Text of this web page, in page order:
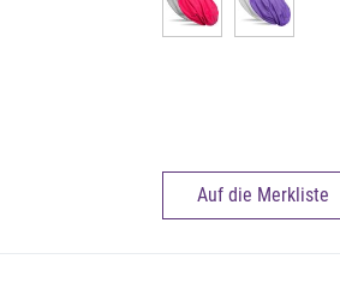
Auf die Merkliste